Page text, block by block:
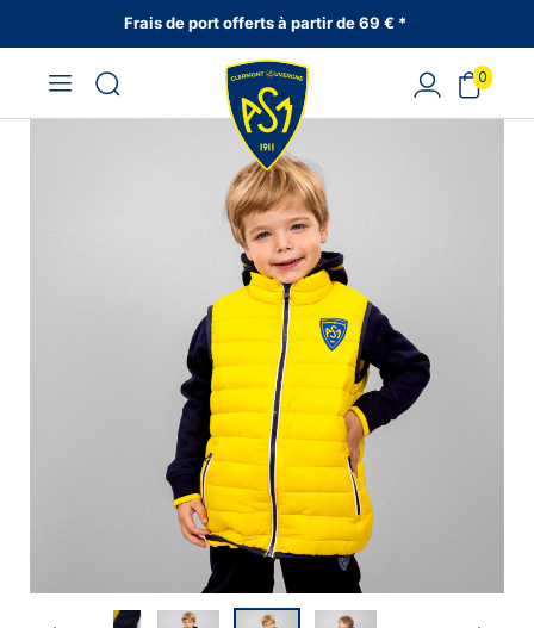
Frais de port offerts à partir de 69 € *
0